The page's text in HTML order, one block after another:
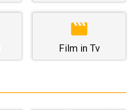
Film in Tv